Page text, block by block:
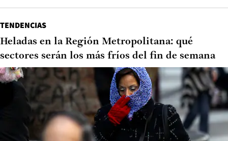
TENDENCIAS
Heladas en la Región Metropolitana: qué
sectores serán los más fríos del fin de semana